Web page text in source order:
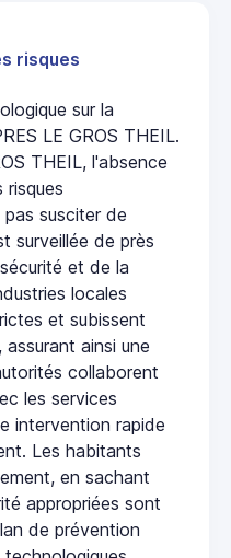
risques
sur la
LE GROS THEIL.
THEIL, l'absence
susciter de
surveillée de près
et de la
locales
et subissent
ainsi une
collaborent
les services
intervention rapide
Les habitants
en sachant
appropriées sont
de prévention